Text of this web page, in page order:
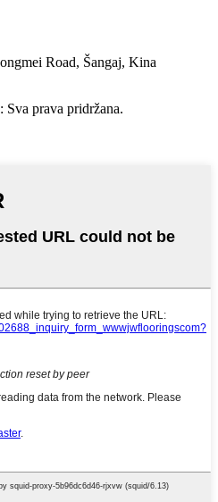
Road, Šangaj, Kina
prava pridržana.